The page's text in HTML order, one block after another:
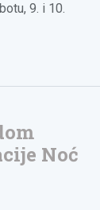
9. i 10.
Noć